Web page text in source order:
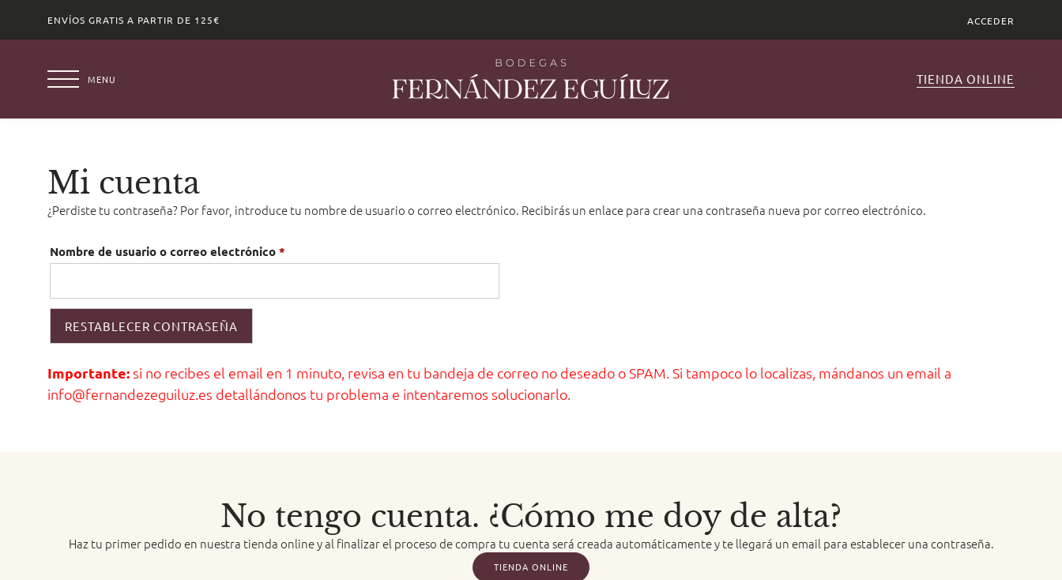
ENVÍOS GRATIS A PARTIR DE 125€ ACCEDER
MENU TIENDA ONLINE
Mi cuenta
¿Perdiste tu contraseña? Por favor, introduce tu nombre de usuario o correo electrónico. Recibirás un enlace para crear una contraseña nueva por correo electrónico.
Nombre de usuario o correo electrónico *
RESTABLECER CONTRASEÑA
Importante: si no recibes el email en 1 minuto, revisa en tu bandeja de correo no deseado o SPAM. Si tampoco lo localizas, mándanos un email a
info@fernandezeguiluz.es detallándonos tu problema e intentaremos solucionarlo.
No tengo cuenta. ¿Cómo me doy de alta?
Haz tu primer pedido en nuestra tienda online y al finalizar el proceso de compra tu cuenta será creada automáticamente y te llegará un email para establecer una contraseña.
TIENDA ONLINE